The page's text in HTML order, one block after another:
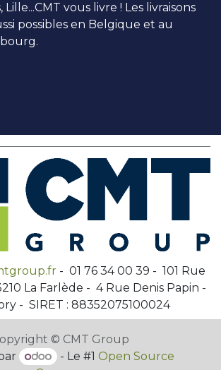
Lille...CMT vous livre ! Les livraisons
possibles en Belgique et au
- 01 76 34 00 39 - 101 Rue
La Farlède - 4 Rue Denis Papin -
- SIRET : 88352075100024
© CMT Group
- Le #1Open Source